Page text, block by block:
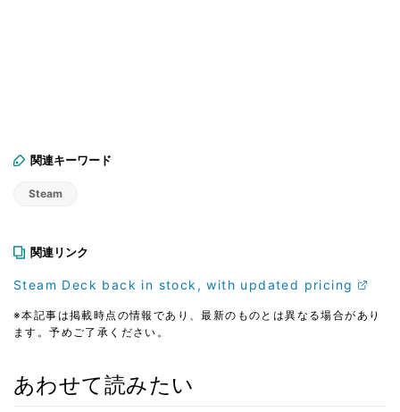
関連キーワード
Steam
関連リンク
Steam Deck back in stock, with updated pricing
※本記事は掲載時点の情報であり、最新のものとは異なる場合があり
ます。予めご了承ください。
あわせて読みたい